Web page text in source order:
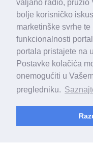
valjano radio, pružio
bolje korisničko
marketinške svrhe
funkcionalnosti
portala pristajete na
Postavke kolačića
onemogućiti u
pregledniku.